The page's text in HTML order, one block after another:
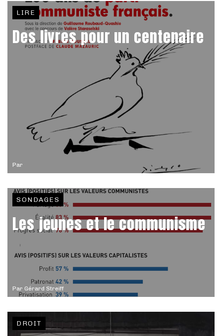
Par
LIRE
Des livres pour un centenaire
Par Gérard Streiff
SONDAGES
Les jeunes et le communisme
DROIT